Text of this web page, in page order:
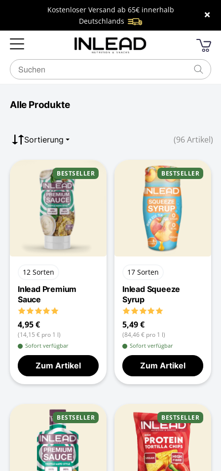
Kostenloser Versand ab 65€ innerhalb
Deutschlands
×
Alle Produkte
Sortierung (96 Artikel)
BESTSELLER
12 Sorten
Inlead Premium
Sauce
4,95 €
(14,15 € pro 1 l)
Sofort verfügbar
Zum Artikel
BESTSELLER
17 Sorten
Inlead Squeeze
Syrup
5,49 €
(84,46 € pro 1 l)
Sofort verfügbar
Zum Artikel
BESTSELLER BESTSELLER